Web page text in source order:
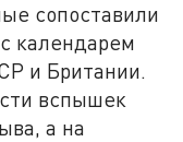
сопоставили
календарем
и Британии.
вспышек
а на